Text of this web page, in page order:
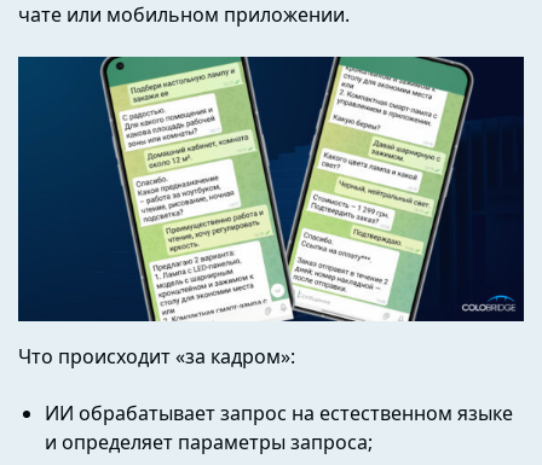
чате или мобильном приложении.
Что происходит «за кадром»:
ИИ обрабатывает запрос на естественном языке
и определяет параметры запроса;